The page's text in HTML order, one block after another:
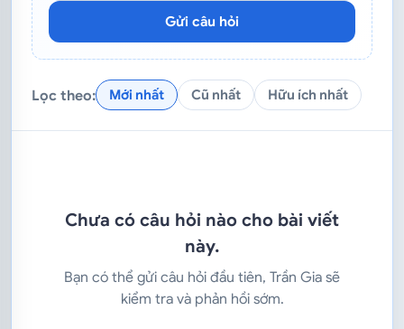
Gửi câu hỏi
Lọc theo: Mới nhất Cũ nhất Hữu ích nhất
Chưa có câu hỏi nào cho bài viết
này.
Bạn có thể gửi câu hỏi đầu tiên, Trần Gia sẽ
kiểm tra và phản hồi sớm.